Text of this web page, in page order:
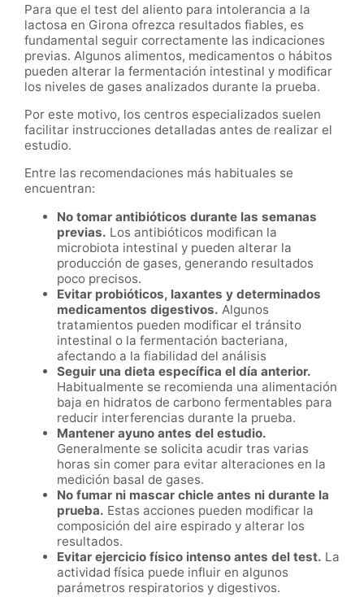
Para que el test del aliento para intolerancia a la
lactosa en Girona ofrezca resultados fiables, es
fundamental seguir correctamente las indicaciones
previas. Algunos alimentos, medicamentos o hábitos
pueden alterar la fermentación intestinal y modificar
los niveles de gases analizados durante la prueba.
Por este motivo, los centros especializados suelen
facilitar instrucciones detalladas antes de realizar el
estudio.
Entre las recomendaciones más habituales se
encuentran:
No tomar antibióticos durante las semanas
previas. Los antibióticos modifican la
microbiota intestinal y pueden alterar la
producción de gases, generando resultados
poco precisos.
Evitar probióticos, laxantes y determinados
medicamentos digestivos. Algunos
tratamientos pueden modificar el tránsito
intestinal o la fermentación bacteriana,
afectando a la fiabilidad del análisis
Seguir una dieta específica el día anterior.
Habitualmente se recomienda una alimentación
baja en hidratos de carbono fermentables para
reducir interferencias durante la prueba.
Mantener ayuno antes del estudio.
Generalmente se solicita acudir tras varias
horas sin comer para evitar alteraciones en la
medición basal de gases.
No fumar ni mascar chicle antes ni durante la
prueba. Estas acciones pueden modificar la
composición del aire espirado y alterar los
resultados.
Evitar ejercicio físico intenso antes del test. La
actividad física puede influir en algunos
parámetros respiratorios y digestivos.